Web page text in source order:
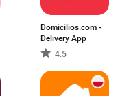
Domicilios.com -
Delivery App
4.5